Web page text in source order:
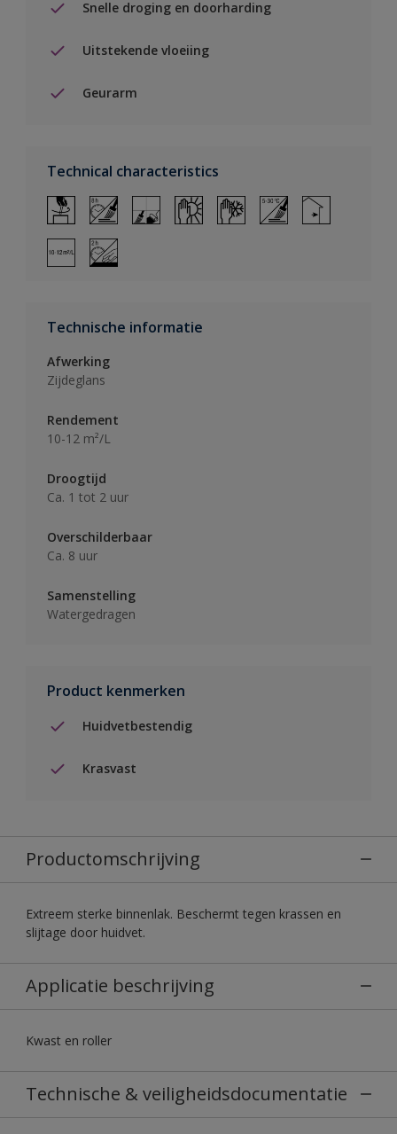
Snelle droging en doorharding
Uitstekende vloeiing
Geurarm
Technical characteristics
Technische informatie
Afwerking
Zijdeglans
Rendement
10-12 m²/L
Droogtijd
Ca. 1 tot 2 uur
Overschilderbaar
Ca. 8 uur
Samenstelling
Watergedragen
Product kenmerken
Huidvetbestendig
Krasvast
Productomschrijving
Extreem sterke binnenlak. Beschermt tegen krassen en
slijtage door huidvet.
Applicatie beschrijving
Kwast en roller
Technische & veiligheidsdocumentatie